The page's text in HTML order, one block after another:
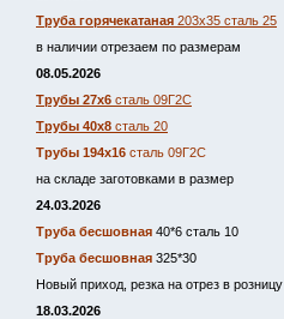
Труба горячекатаная 203х35 сталь 25
в наличии отрезаем по размерам
08.05.2026
Трубы 27х6 сталь 09Г2С
Трубы 40х8 сталь 20
Трубы 194х16 сталь 09Г2С
на складе заготовками в размер
24.03.2026
Труба бесшовная 40*6 сталь 10
Труба бесшовная 325*30
Новый приход, резка на отрез в розницу
18.03.2026